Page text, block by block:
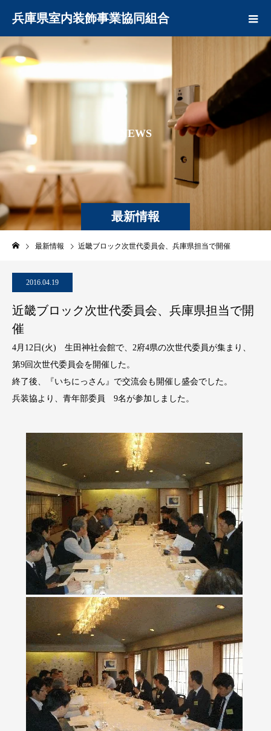
兵庫県室内装飾事業協同組合
最新情報
NEWS
最新情報 近畿ブロック次世代委員会、兵庫県担当で開催
2016.04.19
近畿ブロック次世代委員会、兵庫県担当で開
催
4月12日(火) 生田神社会館で、2府4県の次世代委員が集まり、
第9回次世代委員会を開催した。
終了後、『いちにっさん』で交流会も開催し盛会でした。
兵装協より、青年部委員 9名が参加しました。